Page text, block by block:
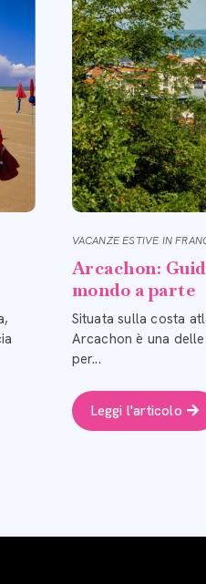
VACANZE ESTIVE IN
Arcachon:
mondo a parte
Situata sulla costa
Arcachon è una
per...
Leggi l'articolo